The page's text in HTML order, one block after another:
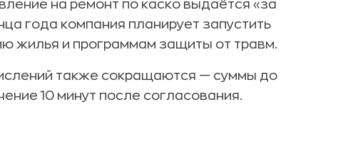
на ремонт по каско выдаётся «за
года компания планирует запустить
жилья и программам защиты от травм.
также сокращаются — суммы до
10 минут после согласования.